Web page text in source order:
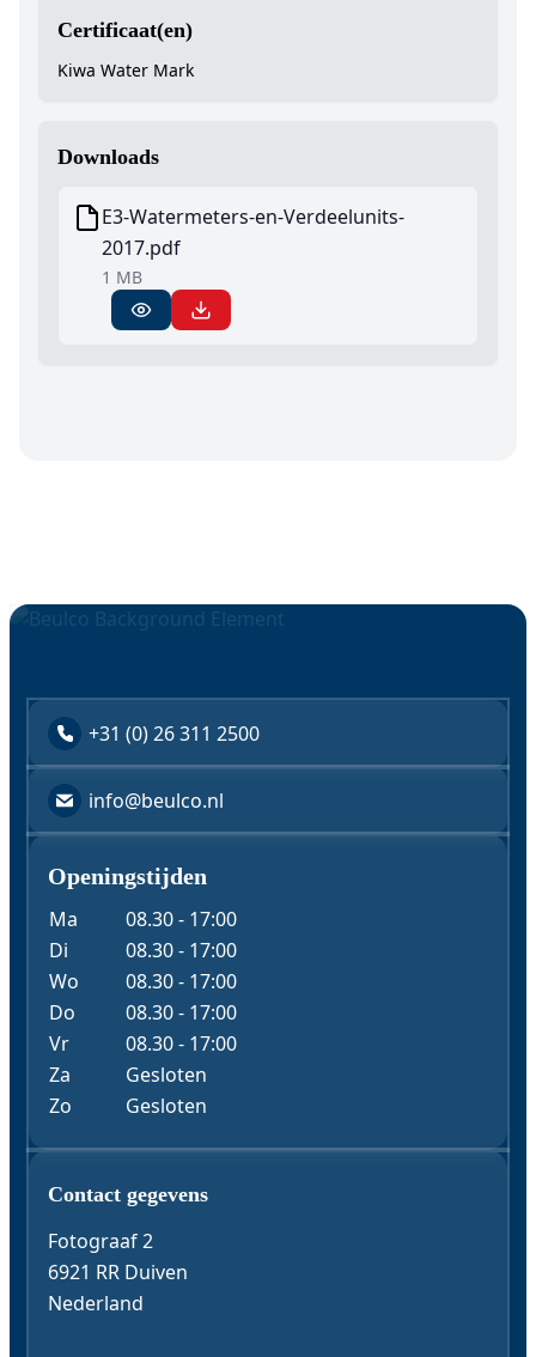
Certificaat(en)
Kiwa Water Mark
Downloads
E3-Watermeters-en-Verdeelunits-
2017.pdf
1 MB
Stijgwatermeters
"*" geeft vereiste velden aan
Naam
Bedrijfsnaam
E-mail*
Telefoon
+31 (0) 26 311 2500
info@beulco.nl
Openingstijden
Ma
08.30 - 17:00
Di
08.30 - 17:00
Wo
08.30 - 17:00
Do
08.30 - 17:00
Vr
08.30 - 17:00
Za
Gesloten
Zo
Gesloten
Contact & Gegevens
Contact gegevens
Fotograaf 2
6921 RR Duiven
Nederland